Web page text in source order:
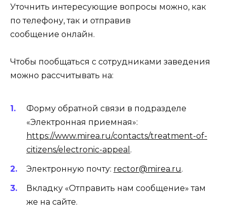
Уточнить интересующие вопросы можно, как
по телефону, так и отправив
сообщение онлайн.
Чтобы пообщаться с сотрудниками заведения
можно рассчитывать на:
Форму обратной связи в подразделе
«Электронная приемная»:
https://www.mirea.ru/contacts/treatment-of-
citizens/electronic-appeal .
Электронную почту: rector@mirea.ru.
Вкладку «Отправить нам сообщение» там
же на сайте.